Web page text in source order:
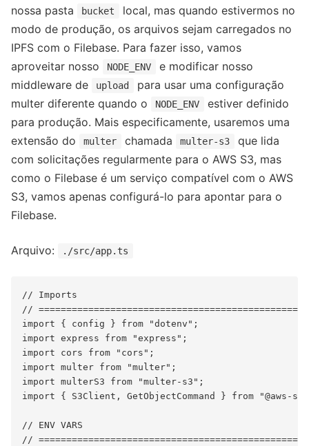
nossa pasta
bucket
local, mas quando estivermos no
modo de produção, os arquivos sejam carregados no
IPFS com o Filebase. Para fazer isso, vamos
aproveitar nosso
NODE_ENV
e modificar nosso
middleware de
upload
para usar uma configuração
multer diferente quando o
NODE_ENV
estiver definido
para produção. Mais especificamente, usaremos uma
extensão do
multer chamada multer-s3
que lida
com solicitações regularmente para o AWS S3, mas
como o Filebase é um serviço compatível com o AWS
S3, vamos apenas configurá-lo para apontar para o
Filebase.
Arquivo: ./src/app.ts
// Imports
//
import { config } from "dotenv";
import express from "express";
import cors from "cors";
import multer from "multer";
import multerS3 from "multer-s3";
import { S3Client, GetObjectCommand } from "@aws-
// ENV VARS
//